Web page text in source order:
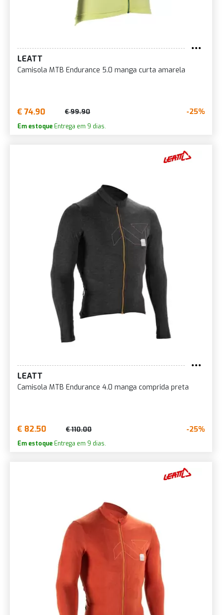
LEATT
Camisola MTB Endurance 5.0 manga curta amarela
€ 74.90 € 99.90 -25%
Em estoque Entrega em 9 dias.
LEATT
Camisola MTB Endurance 4.0 manga comprida preta
€ 82.50 € 110.00 -25%
Em estoque Entrega em 9 dias.